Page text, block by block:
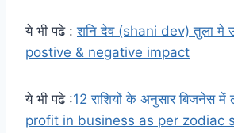
ये भी पढे :शनि देव (shani dev) तुला मे
postive & negative impact
ये भी पढे :12 राशियों के अनुसार बिजनेस में
profit in business as per zodiac